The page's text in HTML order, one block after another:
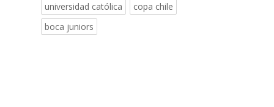
universidad católica
copa chile
boca juniors